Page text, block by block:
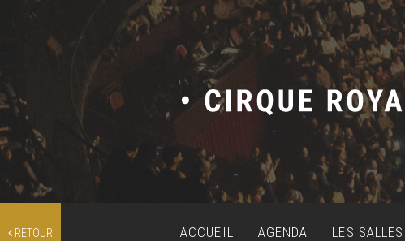
RETOUR ACCUEIL AGENDA LES SALLES